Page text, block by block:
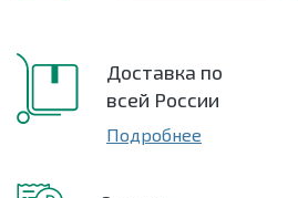
Доставка по
всей России
Подробнее